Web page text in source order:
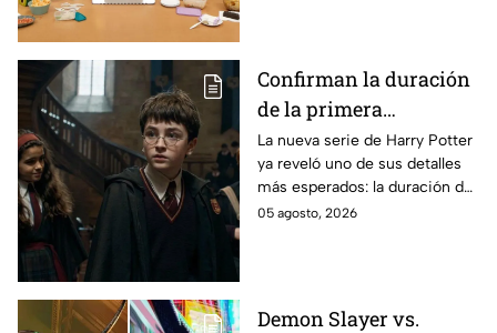
Confirman la duración
de la primera
temporada de Harry
Potter y emocionará a
los fans de los libros
La nueva serie de Harry Potter
ya reveló uno de sus detalles
más esperados: la duración de
la primera temporada basada
05 agosto, 2026
Demon Slayer vs.